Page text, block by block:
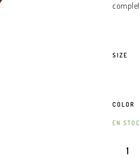
SIZE
COLOR
EN